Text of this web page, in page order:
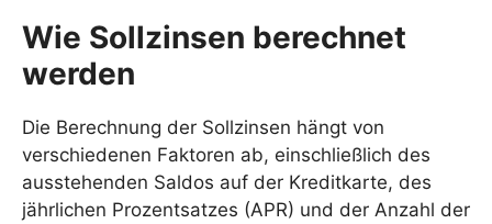
Wie Sollzinsen berechnet
werden
Die Berechnung der Sollzinsen hängt von
verschiedenen Faktoren ab, einschließlich des
ausstehenden Saldos auf der Kreditkarte, des
jährlichen Prozentsatzes (APR) und der Anzahl der